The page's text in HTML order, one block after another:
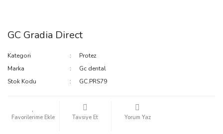
GC Gradia Direct
Kategori
Protez
Marka
Gc dental
Stok Kodu
GC.PRS79
Tavsiye Et Yorum Yaz